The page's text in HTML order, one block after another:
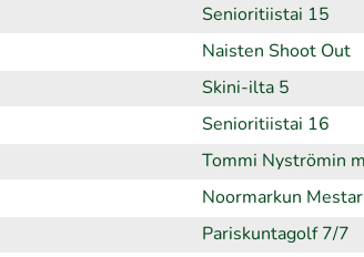
Senioritiistai 15
Naisten Shoot Out
Skini-ilta 5
Senioritiistai 16
Tommi Nyströmin
Noormarkun
Pariskuntagolf 7/7